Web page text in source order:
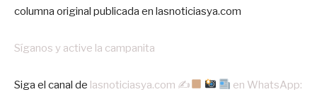
columna original publicada en lasnoticiasya.com
Síganos y active la campanita
‎Siga el canal de lasnoticiasya.com ✍ en WhatsApp: